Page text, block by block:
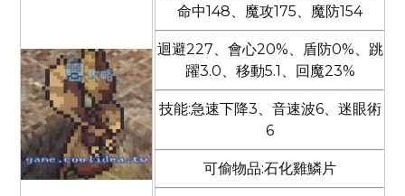
命中148、魔攻175、魔防154
迴避227、會心20%、盾防0%、跳
躍3.0、移動5.1、回魔23%
技能:急速下降3、音速波6、迷眼術
6
可偷物品:石化雞鱗片